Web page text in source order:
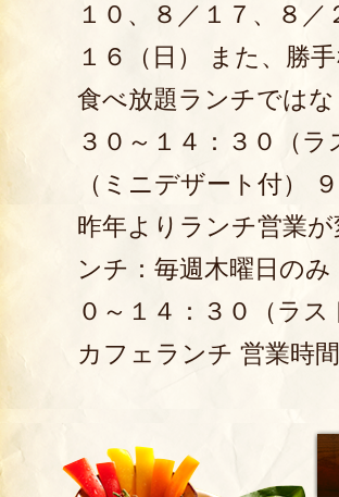
１０、８／１７、８
１６（日） また、勝
食べ放題ランチでは
３０～１４：３０（
（ミニデザート付）
昨年よりランチ営業
ンチ：毎週木曜日の
０～１４：３０（ラ
カフェランチ 営業時